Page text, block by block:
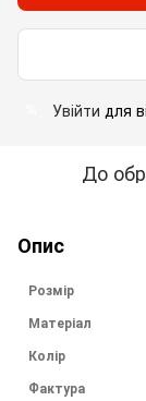
Увійти для
До
Опис
Розмір
Матеріал
Колір
Фактура